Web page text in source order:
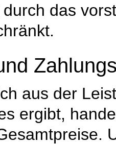
das
aus der
ergibt,